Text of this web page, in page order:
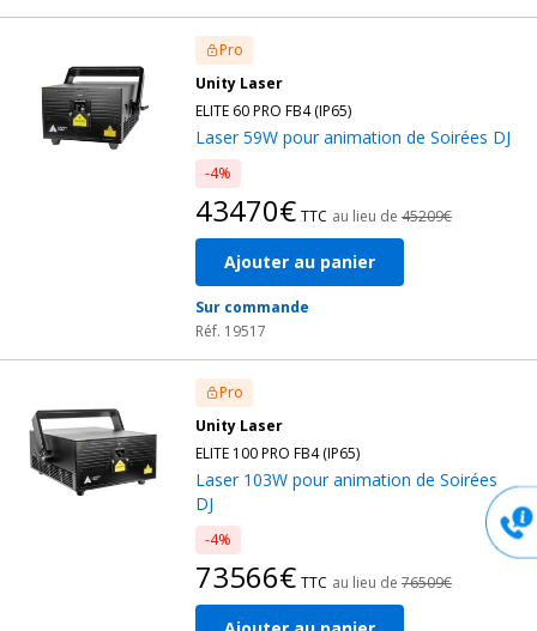
Pro
Unity Laser
ELITE 60 PRO FB4 (IP65)
Laser 59W pour animation de Soirées DJ
-4%
43470€ TTC au lieu de 45209€
Ajouter au panier
Sur commande
Réf. 19517
Pro
Unity Laser
ELITE 100 PRO FB4 (IP65)
Laser 103W pour animation de Soirées
DJ
-4%
73566€ TTC au lieu de 76509€